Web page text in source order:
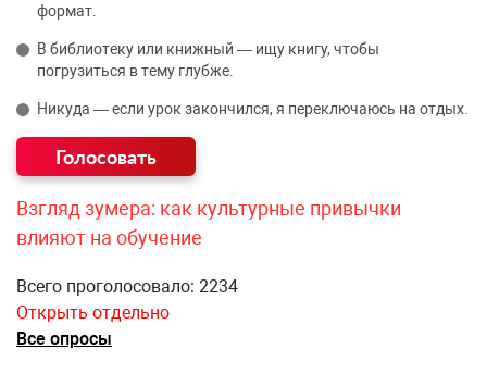
формат.
В библиотеку или книжный — ищу книгу, чтобы
погрузиться в тему глубже.
Никуда — если урок закончился, я переключаюсь на отдых.
Взгляд зумера: как культурные привычки
влияют на обучение
Всего проголосовало: 2234
Открыть отдельно
Все опросы